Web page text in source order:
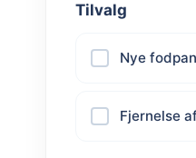
Tilvalg
Nye
Fjernelse